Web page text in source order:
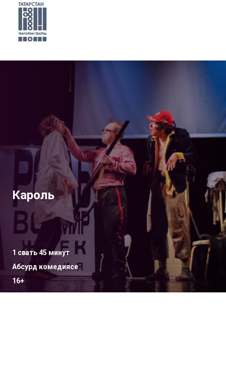
Кароль
1 сәгать 45 минут
Абсурд комедиясе
16+